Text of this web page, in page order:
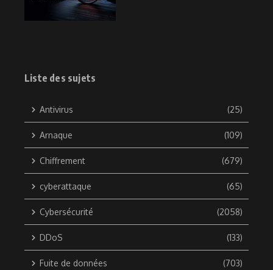
Liste des sujets
Antivirus (25)
Arnaque (109)
Chiffrement (679)
cyberattaque (65)
Cybersécurité (2058)
DDoS (133)
Fuite de données (703)